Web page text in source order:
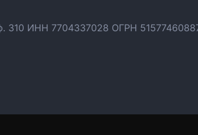
310 ИНН 7704337028 ОГРН